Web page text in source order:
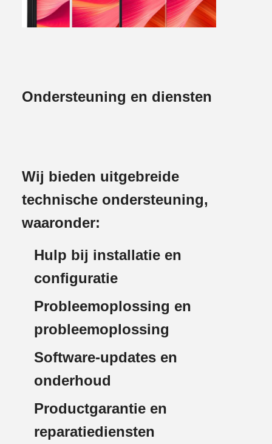
Ondersteuning en diensten
Wij bieden uitgebreide
technische ondersteuning,
waaronder:
Hulp bij installatie en
configuratie
Probleemoplossing en
probleemoplossing
Software-updates en
onderhoud
Productgarantie en
reparatiediensten